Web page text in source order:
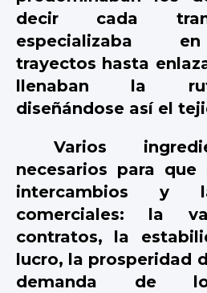
decir cada
especializaba
trayectos hasta
llenaban la
diseñándose así el
Varios
necesarios para que
intercambios y
comerciales: la
contratos, la
lucro, la prosperidad
demanda de